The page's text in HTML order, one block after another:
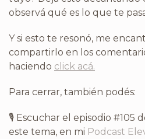
observá qué es lo que te
Y si esto te resonó, me
compartirlo en los
haciendo click acá.
Para cerrar, también podés:
🎙 Escuchar el episodio #105
este tema, en mi Podcast